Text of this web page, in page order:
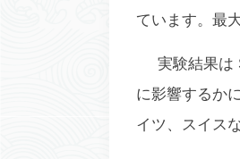
ています。最
実験結果は
に影響するか
イツ、スイス